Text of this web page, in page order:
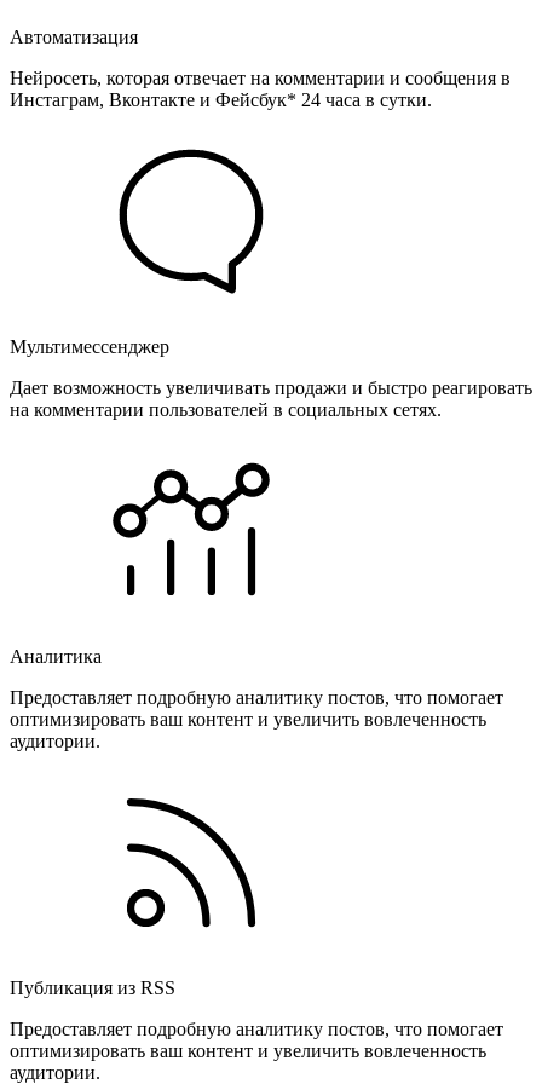
Автоматизация
Нейросеть, которая отвечает на комментарии и сообщения в
Инстаграм, Вконтакте и Фейсбук* 24 часа в сутки.
Мультимессенджер
Дает возможность увеличивать продажи и быстро реагировать
на комментарии пользователей в социальных сетях.
Аналитика
Предоставляет подробную аналитику постов, что помогает
оптимизировать ваш контент и увеличить вовлеченность
аудитории.
Публикация из RSS
Предоставляет подробную аналитику постов, что помогает
оптимизировать ваш контент и увеличить вовлеченность
аудитории.